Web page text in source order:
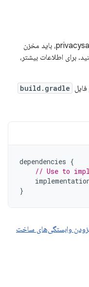
برای افزودن وابستگی به افزونه‌های privacysandbox، باید مخزن
build.gradle
dependencies {
// Use to
}
وابستگی‌های ساخت